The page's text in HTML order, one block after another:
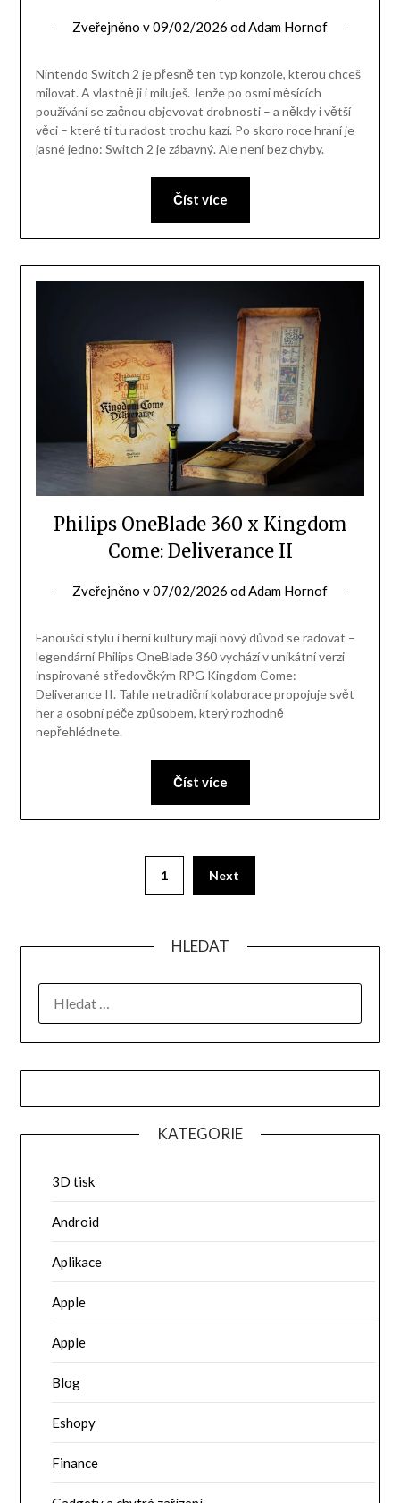
Zveřejněno v09/02/2026 odAdam Hornof
Nintendo Switch 2 je přesně ten typ konzole, kterou chceš
milovat. A vlastně ji i miluješ. Jenže po osmi měsících
používání se začnou objevovat drobnosti – a někdy i větší
věci – které ti tu radost trochu kazí. Po skoro roce hraní je
jasné jedno: Switch 2 je zábavný. Ale není bez chyby.
Číst více
Philips OneBlade 360 x Kingdom
Come: Deliverance II
Zveřejněno v07/02/2026 odAdam Hornof
Fanoušci stylu i herní kultury mají nový důvod se radovat –
legendární Philips OneBlade 360 vychází v unikátní verzi
inspirované středověkým RPG Kingdom Come:
Deliverance II. Tahle netradiční kolaborace propojuje svět
her a osobní péče způsobem, který rozhodně
nepřehlédnete.
Číst více
1 Next
HLEDAT
KATEGORIE
3D tisk
Android
Aplikace
Apple
Apple
Blog
Eshopy
Finance